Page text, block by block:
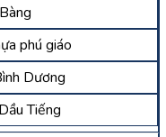
phú giáo
Dương
Tiếng